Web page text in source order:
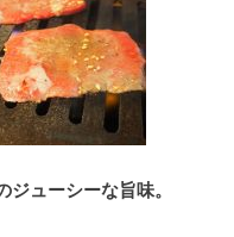
ューシーな旨味。